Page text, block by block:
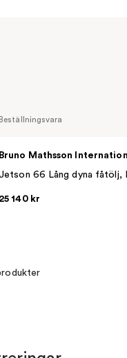
Beställningsvara
Bruno Mathsson
25 140 kr